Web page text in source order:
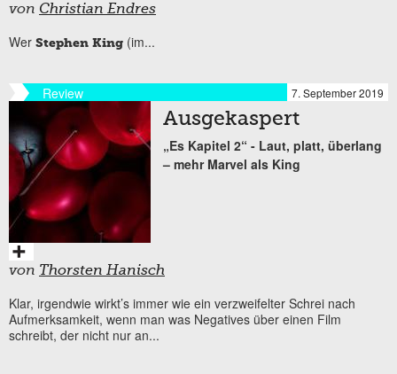
von Christian Endres
Wer Stephen King (im...
Review 7. September 2019
Ausgekaspert
„Es Kapitel 2“ - Laut, platt, überlang
– mehr Marvel als King
von Thorsten Hanisch
Klar, irgendwie wirkt’s immer wie ein verzweifelter Schrei nach
Aufmerksamkeit, wenn man was Negatives über einen Film
schreibt, der nicht nur an...